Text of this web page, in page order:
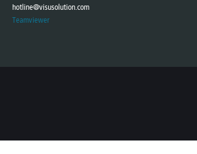
hotline@visusolution.com
Teamviewer